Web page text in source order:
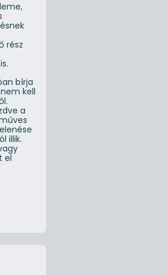
rész
bírja
kell
a
illik.
el